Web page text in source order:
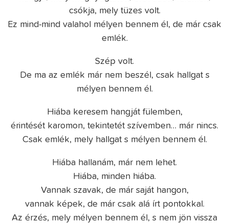
csókja, mely tüzes volt.
Ez mind-mind valahol mélyen bennem él, de már csak
emlék.
Szép volt.
De ma az emlék már nem beszél, csak hallgat s
mélyen bennem él.
Hiába keresem hangját fülemben,
érintését karomon, tekintetét szívemben… már nincs.
Csak emlék, mely hallgat s mélyen bennem él.
Hiába hallanám, már nem lehet.
Hiába, minden hiába.
Vannak szavak, de már saját hangon,
vannak képek, de már csak alá írt pontokkal.
Az érzés, mely mélyen bennem él, s nem jön vissza